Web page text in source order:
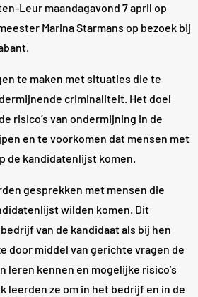
Leur maandagavond 7 april op
Marina Starmans op bezoek bij
te maken met situaties die te
criminaliteit. Het doel
risico’s van ondermijning in de
en te voorkomen dat mensen met
de kandidatenlijst komen.
gesprekken met mensen die
wilden komen. Dit
van de kandidaat als bij hen
door middel van gerichte vragen de
leren kennen en mogelijke risico’s
leerden ze om in het bedrijf en in de